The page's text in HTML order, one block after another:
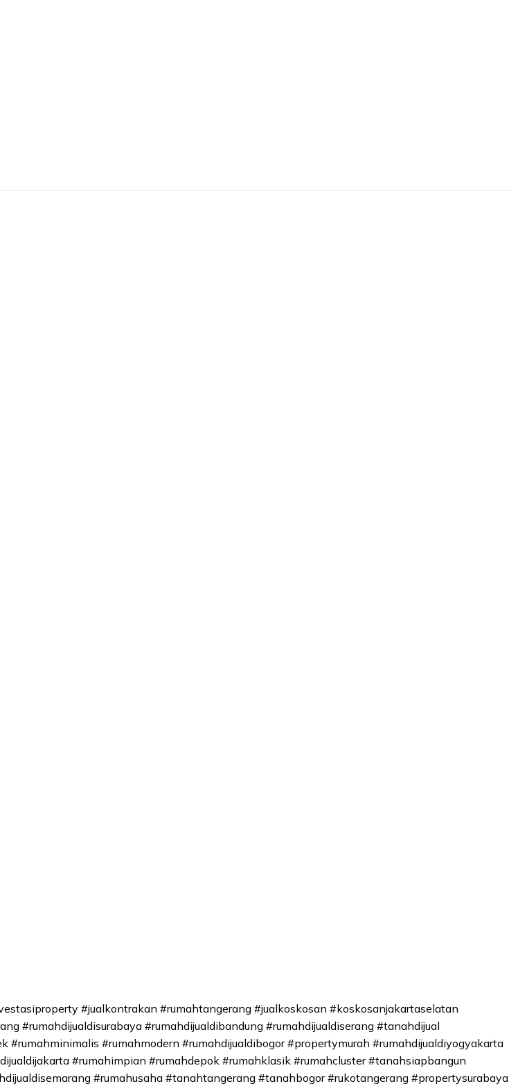
#jualkontrakan #rumahtangerang #jualkoskosan #koskosanjakartaselatan
#rumahdijualdisurabaya #rumahdijualdibandung #rumahdijualdiserang #tanahdijual
#rumahminimalis #rumahmodern #rumahdijualdibogor #propertymurah #rumahdijualdiyogyakarta
#rumahimpian #rumahdepok #rumahklasik #rumahcluster #tanahsiapbangun
#rumahusaha #tanahtangerang #tanahbogor #rukotangerang #propertysurabaya